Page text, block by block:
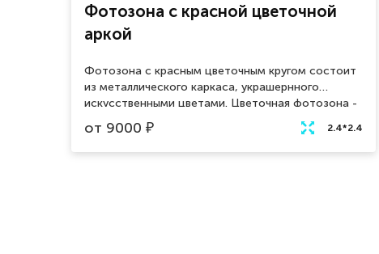
Фотозона с красной цветочной
аркой
Фотозона с красным цветочным кругом состоит
из металлического каркаса, украшернного
искусственными цветами. Цветочная фотозона -
это декорация, которая используется для
создания красивых фотографий на мероприятиях,
таких как дни рождения, свадьбы и другие
от 9000 ₽ 2.4*2.4